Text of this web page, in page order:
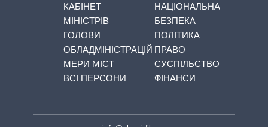
КАБІНЕТ
МІНІСТРІВ
ГОЛОВИ
ОБЛАДМІНІСТРАЦІЙ
МЕРИ МІСТ
ВСІ ПЕРСОНИ
НАЦІОНАЛЬНА
БЕЗПЕКА
ПОЛІТИКА
ПРАВО
СУСПІЛЬСТВО
ФІНАНСИ